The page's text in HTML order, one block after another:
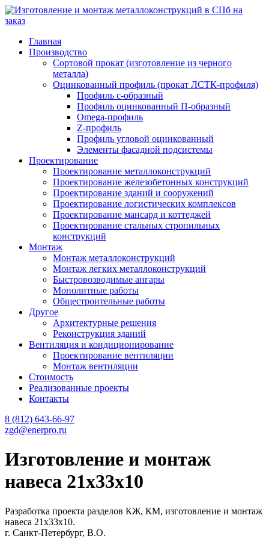
Главная
Производство
Сортовой прокат (изготовление из черного
металла)
Оцинкованный профиль (прокат ЛСТК-профиля)
Профиль с-образный
Профиль оцинкованный П-образный
Omega-профиль
Z-профиль
Профиль угловой оцинкованный
Элементы фасадной подсистемы
Проектирование
Проектирование металлоконструкций
Проектирование железобетонных конструкций
Проектирование зданий и сооружений
Проектирование логистических комплексов
Проектирование мансард и коттеджей
Проектирование стальных стропильных
конструкций
Монтаж
Монтаж металлоконструкций
Монтаж легких металлоконструкций
Быстровозводимые ангары
Монолитные работы
Общестроительные работы
Другое
Архитектурные решения
Реконструкция зданий
Вентиляция и кондиционирование
Проектирование вентиляции
Монтаж вентиляции
Cтоимость
Реализованные проекты
Контакты
8 (812) 643-66-97
zgd@enerpro.ru
Изготовление и монтаж
навеса 21х33х10
Разработка проекта разделов КЖ, КМ, изготовление и монтаж
навеса 21х33х10.
г. Санкт-Петербург, В.О.